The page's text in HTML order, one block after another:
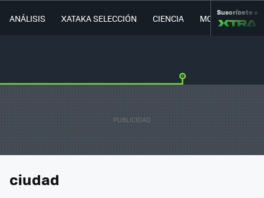
ANÁLISIS XATAKA SELECCIÓN CIENCIA MOVILIDAD
Suscríbete a
ciudad